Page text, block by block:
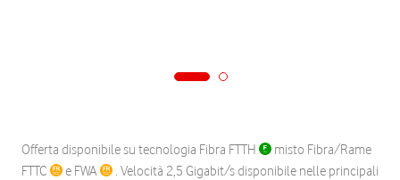
Offerta disponibile su tecnologia Fibra FTTH
misto Fibra/Rame
FTTC
e FWA
. Velocità 2,5 Gigabit/s disponibile nelle principali